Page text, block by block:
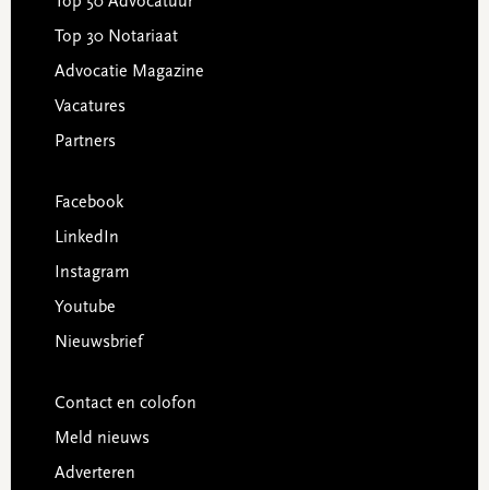
Top 30 Notariaat
Advocatie Magazine
Vacatures
Partners
Facebook
LinkedIn
Instagram
Youtube
Nieuwsbrief
Contact en colofon
Meld nieuws
Adverteren